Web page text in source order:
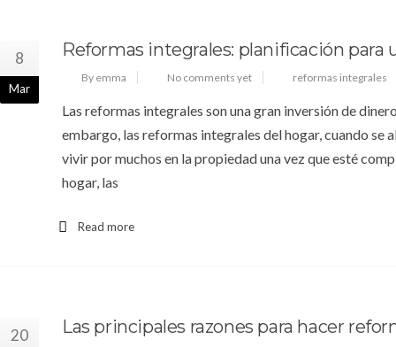
8
Mar
Reformas integrales: planificación
By emma No comments yet reformas integrales
Las reformas integrales son una gran inversión de
embargo, las reformas integrales del hogar, cuando se
vivir por muchos en la propiedad una vez que esté
hogar, las
Read more
20 Las principales razones para hacer